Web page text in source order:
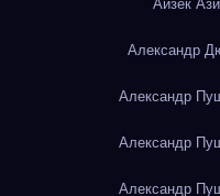
Айзек
Александр
Александр
Александр
Александр